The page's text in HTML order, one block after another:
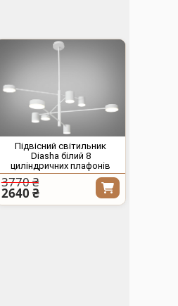
Підвісний світильник
Diasha білий 8
циліндричних плафонів
3770 ₴
2640 ₴